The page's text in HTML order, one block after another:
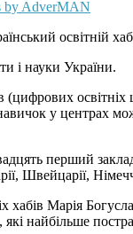
освітній
і науки України.
(цифрових
у центрах
перший
Швейцарії,
хабів Марія
найбільше